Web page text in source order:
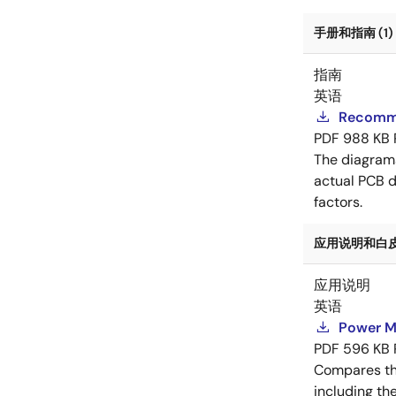
手册和指南 (1)
指南
英语
PDF 988 KB
The
actual PCB
factors.
应用说明和白
应用说明
英语
Power
PDF 596 KB
Compares
including